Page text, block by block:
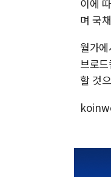
이에
며 국
월가
브로
할 것